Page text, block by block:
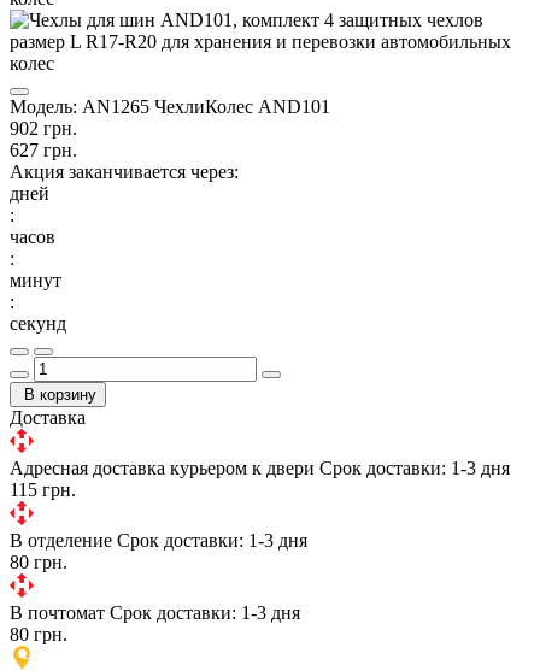
Модель: AN1265 ЧехлиКолес AND101
902 грн.
627 грн.
Акция заканчивается через:
дней
:
часов
:
минут
:
секунд
В корзину
Доставка
Адресная доставка курьером к двери Срок доставки: 1-3 дня
115 грн.
В отделение Срок доставки: 1-3 дня
80 грн.
В почтомат Срок доставки: 1-3 дня
80 грн.